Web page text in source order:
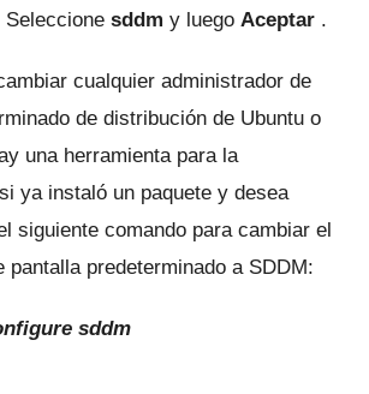
Seleccione sddm y luego Aceptar .
cualquier administrador de
de distribución de Ubuntu o
una herramienta para la
ya instaló un paquete y desea
siguiente comando para cambiar el
pantalla predeterminado a SDDM:
sddm